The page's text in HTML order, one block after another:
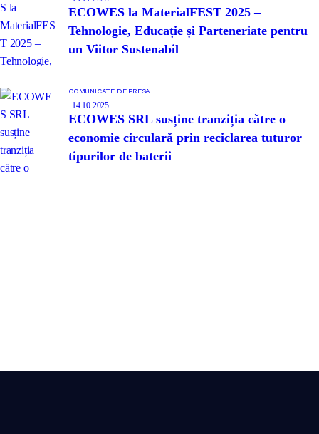
ECOWES la MaterialFEST 2025 –
Tehnologie, Educație și Parteneriate pentru
un Viitor Sustenabil
COMUNICATE DE PRESA
14.10.2025
ECOWES SRL susține tranziția către o
economie circulară prin reciclarea tuturor
tipurilor de baterii